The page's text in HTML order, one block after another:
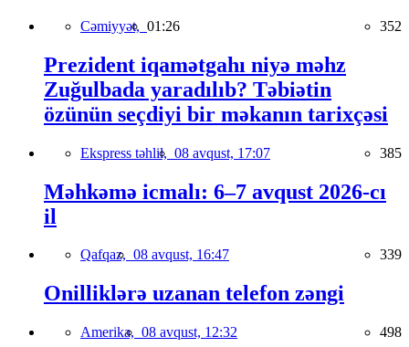
Cəmiyyət, 01:26 352
Prezident iqamətgahı niyə məhz
Zuğulbada yaradılıb? Təbiətin
özünün seçdiyi bir məkanın tarixçəsi
Ekspress təhlil, 08 avqust, 17:07 385
Məhkəmə icmalı: 6–7 avqust 2026-cı
il
Qafqaz, 08 avqust, 16:47 339
Onilliklərə uzanan telefon zəngi
Amerika, 08 avqust, 12:32 498